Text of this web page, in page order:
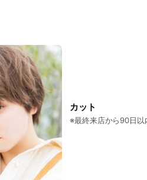
カット
※最終来店から90日以